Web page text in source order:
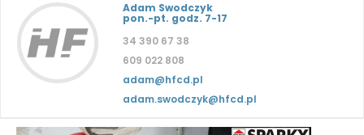
Adam Swodczyk
pon.-pt. godz. 7-17
34 390 67 38
609 022 808
adam@hfcd.pl
adam.swodczyk@hfcd.pl